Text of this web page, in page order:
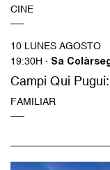
CINE
10 LUNES AGOSTO
19:30H · Sa
Campi Qui
FAMILIAR